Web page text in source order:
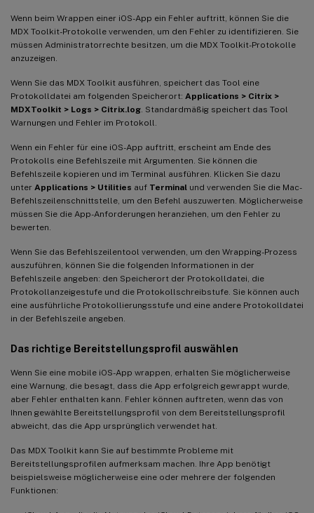
Wenn beim Wrappen einer iOS-App ein Fehler auftritt, können Sie die
MDX Toolkit-Protokolle verwenden, um den Fehler zu identifizieren. Sie
müssen Administratorrechte besitzen, um die MDX Toolkit-Protokolle
anzuzeigen.
Wenn Sie das MDX Toolkit ausführen, speichert das Tool eine
Protokolldatei am folgenden Speicherort: Applications > Citrix >
MDXToolkit > Logs > Citrix.log . Standardmäßig speichert das Tool
Warnungen und Fehler im Protokoll.
Wenn ein Fehler für eine iOS-App auftritt, erscheint am Ende des
Protokolls eine Befehlszeile mit Argumenten. Sie können die
Befehlszeile kopieren und im Terminal ausführen. Klicken Sie dazu
unter Applications > Utilities auf Terminal und verwenden Sie die Mac-
Befehlszeilenschnittstelle, um den Befehl auszuwerten. Möglicherweise
müssen Sie die App-Anforderungen heranziehen, um den Fehler zu
bewerten.
Wenn Sie das Befehlszeilentool verwenden, um den Wrapping-Prozess
auszuführen, können Sie die folgenden Informationen in der
Befehlszeile angeben: den Speicherort der Protokolldatei, die
Protokollanzeigestufe und die Protokollschreibstufe. Sie können auch
eine ausführliche Protokollierungsstufe und eine andere Protokolldatei
in der Befehlszeile angeben.
Das richtige Bereitstellungsprofil auswählen
Wenn Sie eine mobile iOS-App wrappen, erhalten Sie möglicherweise
eine Warnung, die besagt, dass die App erfolgreich gewrappt wurde,
aber Fehler enthalten kann. Fehler können auftreten, wenn das von
Ihnen gewählte Bereitstellungsprofil von dem Bereitstellungsprofil
abweicht, das die App ursprünglich verwendet hat.
Das MDX Toolkit kann Sie auf bestimmte Probleme mit
Bereitstellungsprofilen aufmerksam machen. Ihre App benötigt
beispielsweise möglicherweise eine oder mehrere der folgenden
Funktionen: